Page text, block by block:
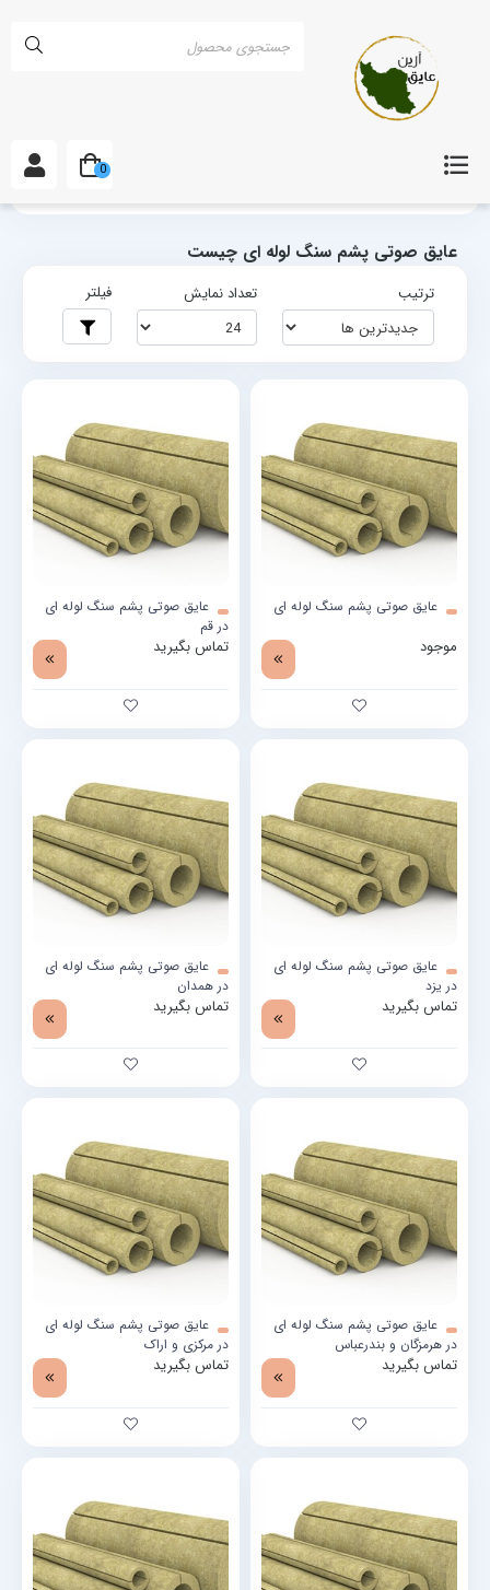
عایق صوتی پشم سنگ لوله ای چیست
ترتیب تعداد نمایش فیلتر
عایق صوتی پشم سنگ لوله ای
موجود
عایق صوتی پشم سنگ لوله ای
در قم
تماس بگیرید
عایق صوتی پشم سنگ لوله ای
در یزد
تماس بگیرید
عایق صوتی پشم سنگ لوله ای
در همدان
تماس بگیرید
عایق صوتی پشم سنگ لوله ای
در هرمزگان و بندرعباس
تماس بگیرید
عایق صوتی پشم سنگ لوله ای
در مرکزی و اراک
تماس بگیرید
0